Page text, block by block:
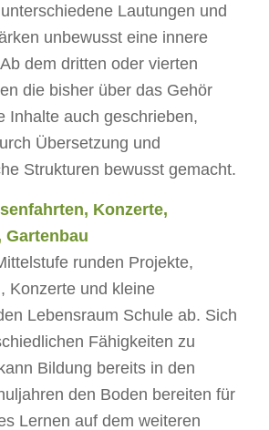
Lautungen und
unbewusst eine innere
dem dritten oder vierten
die bisher über das Gehör
Inhalte auch geschrieben,
Übersetzung und
Strukturen bewusst gemacht.
Konzerte,
Gartenbau
runden Projekte,
Konzerte und kleine
Lebensraum Schule ab. Sich
Fähigkeiten zu
Bildung bereits in den
den Boden bereiten für
Lernen auf dem weiteren